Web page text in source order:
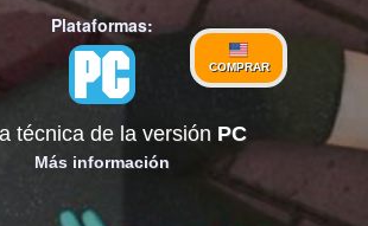
Plataformas:
COMPRAR
técnica de la versión PC
Más información